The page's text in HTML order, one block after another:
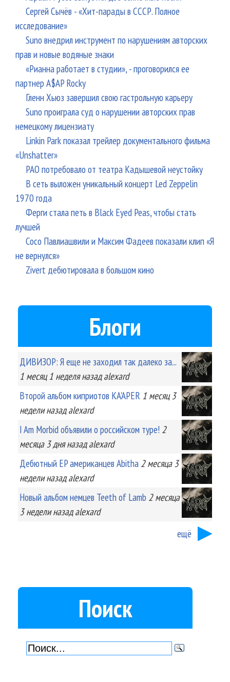
Сергей Сычёв - «Хит-парады в СССР. Полное
исследование»
Suno внедрил инструмент по нарушениям авторских
прав и новые водяные знаки
«Рианна работает в студии», - проговорился ее
партнер A$AP Rocky
Гленн Хьюз завершил свою гастрольную карьеру
Suno проиграла суд о нарушении авторских прав
немецкому лицензиату
Linkin Park показал трейлер документального фильма
«Unshatter»
РАО потребовало от театра Кадышевой неустойку
В сеть выложен уникальный концерт Led Zeppelin
1970 года
Ферги стала петь в Black Eyed Peas, чтобы стать
лучшей
Сосо Павлиашвили и Максим Фадеев показали клип «Я
не вернулся»
Zivert дебютировала в большом кино
Блоги
ДИВИЗОР: Я еще не заходил так далеко за...
1 месяц 1 неделяназад alexard
Второй альбом киприотов KA'APER 1 месяц 3
неделиназад alexard
I Am Morbid объявили о российском туре! 2
месяца 3 дняназад alexard
Дебютный EP американцев Abitha 2 месяца 3
неделиназад alexard
Новый альбом немцев Teeth of Lamb 2 месяца
3 неделиназад alexard
ещё
Поиск